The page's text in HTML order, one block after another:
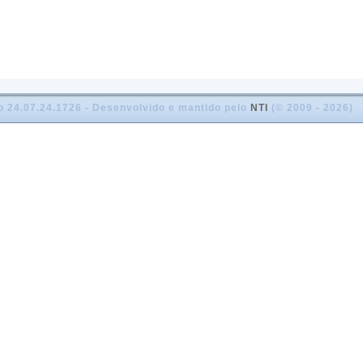
24.07.24.1726 - Desenvolvido e mantido pelo NTI (© 2009 - 2026)